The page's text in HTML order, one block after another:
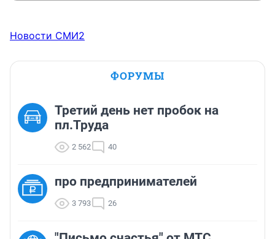
Новости СМИ2
ФОРУМЫ
Третий день нет пробок на
пл.Труда
2 562 40
про предпринимателей
3 793 26